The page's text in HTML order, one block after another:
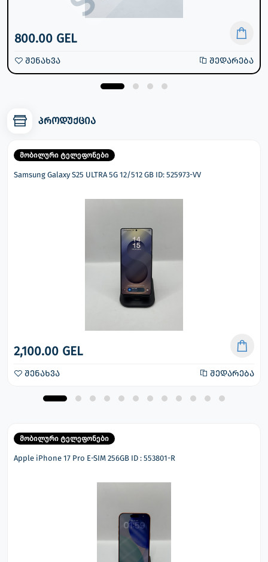
800.00 GEL
შენახვა შედარება
პროდუქცია
მობილური ტელეფონები
Samsung Galaxy S25 ULTRA 5G 12/512 GB ID: 525973-VV
2,100.00 GEL
შენახვა შედარება
მობილური ტელეფონები
Apple iPhone 17 Pro E-SIM 256GB ID : 553801-R